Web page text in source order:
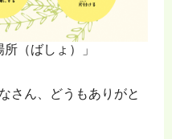
（ばしょ）」
さん、どうもありがと